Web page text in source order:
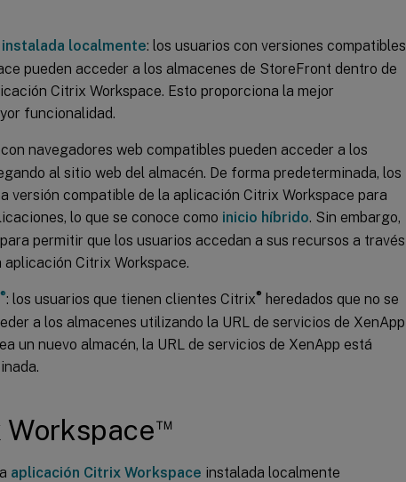
localmente: los usuarios con versiones compatibles
pueden acceder a los almacenes de StoreFront dentro de
Citrix Workspace. Esto proporciona la mejor
funcionalidad.
navegadores web compatibles pueden acceder a los
al sitio web del almacén. De forma predeterminada, los
versión compatible de la aplicación Citrix Workspace para
lo que se conoce como inicio híbrido. Sin embargo,
permitir que los usuarios accedan a sus recursos a través
Citrix Workspace.
®: los usuarios que tienen clientes Citrix® heredados que no se
a los almacenes utilizando la URL de servicios de XenApp
un nuevo almacén, la URL de servicios de XenApp está
™
aplicación Citrix Workspace instalada localmente